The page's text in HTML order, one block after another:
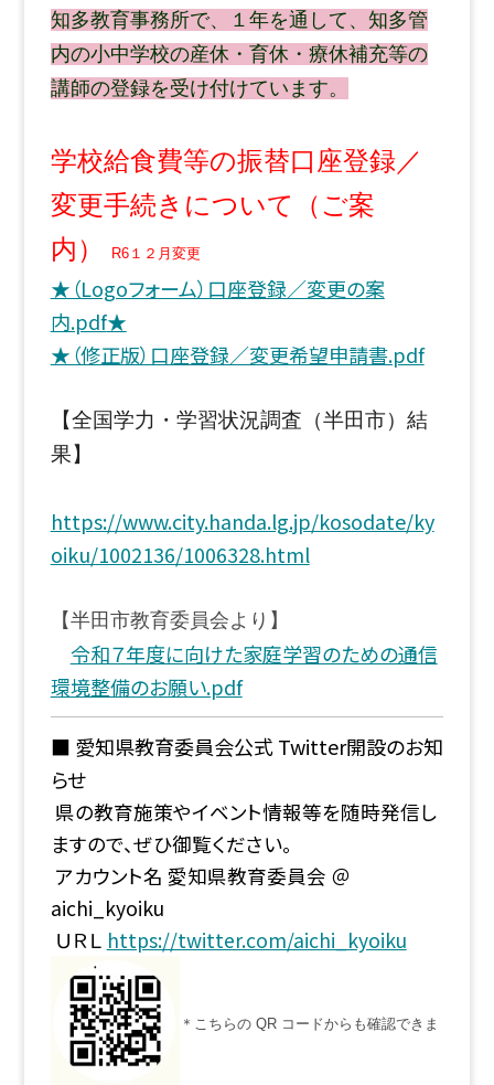
知多教育事務所で、１年を通して、知多管
内の小中学校の産休・育休・療休補充等の
講師の登録を受け付けてい ます。
学校給食費等の振替口座登録／
変更手続きについて（ご案
内）
R6１２月変更
★（Logoフォーム）口座登録／変更の案
内.pdf★
★（修正版）口座登録／変更希望申請書.pdf
【全国学力・学習状況調査（半田市）結
果】
https://www.city.handa.lg.jp/kosodate/ky
oiku/1002136/1006328.html
【半田市教育委員会より】
令和７年度に向けた家庭学習のための通信
環境整備のお願い.pdf
■ 愛知県教育委員会公式 Twitter開設のお知
らせ
県の教育施策やイベント情報等を随時発信し
ますので、ぜひ御覧ください。
アカウント名 愛知県教育委員会 ＠
aichi_kyoiku
ＵＲＬ https://twitter.com/aichi_kyoiku
＊こちらの QR コードからも確認できま